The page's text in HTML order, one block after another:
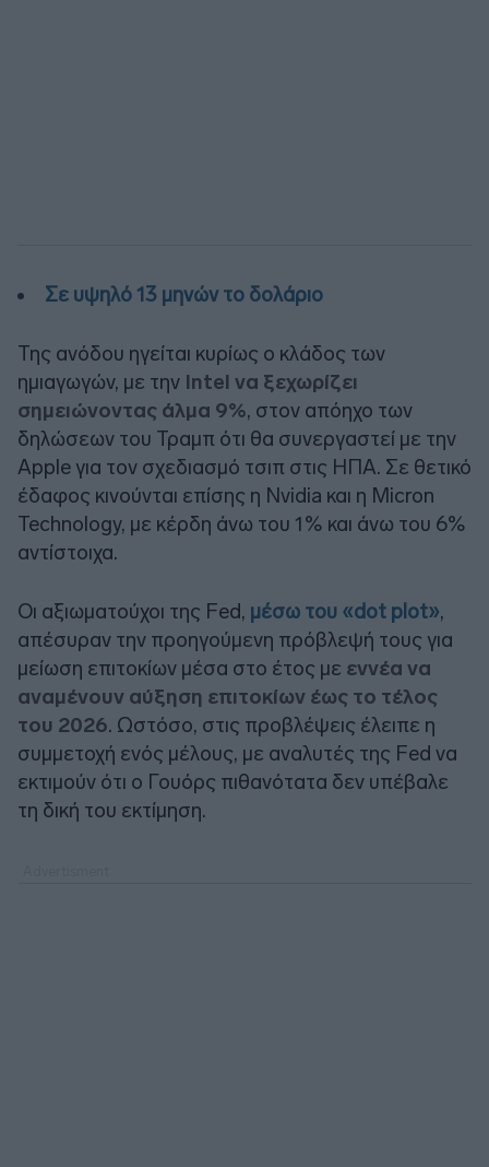
Σε υψηλό 13 μηνών το δολάριο
Της ανόδου ηγείται κυρίως ο κλάδος των
ημιαγωγών, με την Intel να ξεχωρίζει
σημειώνοντας άλμα 9%, στον απόηχο των
δηλώσεων του Τραμπ ότι θα συνεργαστεί με την
Apple για τον σχεδιασμό τσιπ στις ΗΠΑ. Σε θετικό
έδαφος κινούνται επίσης η Nvidia και η Micron
Technology, με κέρδη άνω του 1% και άνω του 6%
αντίστοιχα.
Οι αξιωματούχοι της Fed, μέσω του «dot plot»,
απέσυραν την προηγούμενη πρόβλεψή τους για
μείωση επιτοκίων μέσα στο έτος με εννέα να
αναμένουν αύξηση επιτοκίων έως το τέλος
του 2026. Ωστόσο, στις προβλέψεις έλειπε η
συμμετοχή ενός μέλους, με αναλυτές της Fed να
εκτιμούν ότι ο Γουόρς πιθανότατα δεν υπέβαλε
τη δική του εκτίμηση.